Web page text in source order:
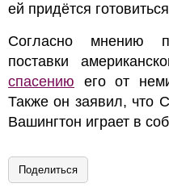
ей придётся
Согласно мнению
поставки
спасению его от
Также он заявил, что
Вашингтон играет в
Поделиться